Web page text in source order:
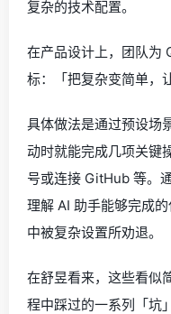
复杂的技术配置。
在产品设计上，团队为
标：「把复杂变简单，
具体做法是通过预设场
动时就能完成几项关键
号或连接 GitHub 等。
理解 AI 助手能够完成
中被复杂设置所劝退。
在舒昱看来，这些看似
程中踩过的一系列「